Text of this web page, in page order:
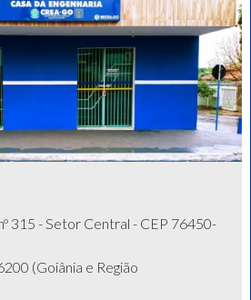
315 - Setor Central - CEP 76450-
(Goiânia e Região